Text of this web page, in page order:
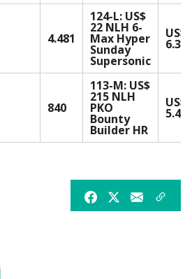
4.481
124-L: US$
22 NLH 6-
Max Hyper
Sunday
Supersonic
US$
840
113-M: US$
215 NLH
PKO
Bounty
Builder HR
US$